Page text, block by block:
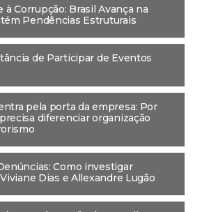
à Corrupção: Brasil Avança na
Pendências Estruturais
de Participar de Eventos
pela porta da empresa: Por
diferenciar organização
Como investigar
Dias e Allexandre Lugão